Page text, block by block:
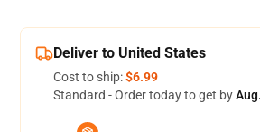
Deliver to United States
Cost to ship:$6.99
Standard - Order today to get by